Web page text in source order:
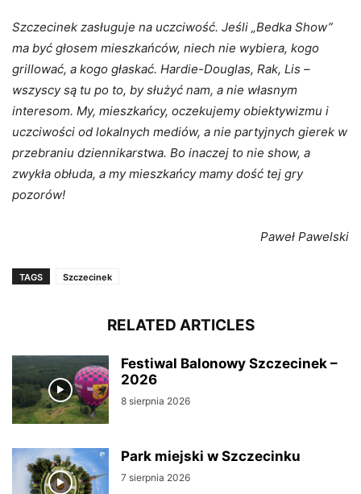
Szczecinek zasługuje na uczciwość. Jeśli „Bedka Show”
ma być głosem mieszkańców, niech nie wybiera, kogo
grillować, a kogo głaskać. Hardie-Douglas, Rak, Lis –
wszyscy są tu po to, by służyć nam, a nie własnym
interesom. My, mieszkańcy, oczekujemy obiektywizmu i
uczciwości od lokalnych mediów, a nie partyjnych gierek w
przebraniu dziennikarstwa. Bo inaczej to nie show, a
zwykła obłuda, a my mieszkańcy mamy dość tej gry
pozorów!
Paweł Pawelski
TAGS Szczecinek
RELATED ARTICLES
Festiwal Balonowy Szczecinek –
2026
8 sierpnia 2026
Park miejski w Szczecinku
7 sierpnia 2026